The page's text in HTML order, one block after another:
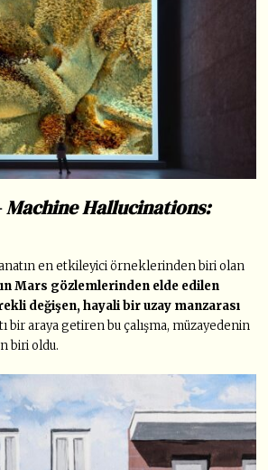
Machine Hallucinations:
en etkileyici örneklerinden biri olan
Mars gözlemlerinden elde edilen
değişen, hayali bir uzay manzarası
bir araya getiren bu çalışma, müzayedenin
biri oldu.